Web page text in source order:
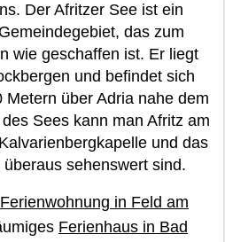
Der Afritzer See ist ein
das zum
wie geschaffen ist. Er liegt
und befindet sich
über Adria nahe dem
Sees kann man Afritz am
und das
sehenswert sind.
Ferienwohnung in Feld am
Ferienhaus in Bad